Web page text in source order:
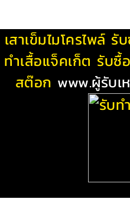
เสาเข็มไมโครไพล์ รั
ทําเสื้อแจ็คเก็ต รับซื้
สต๊อก www.ผู้รับเ